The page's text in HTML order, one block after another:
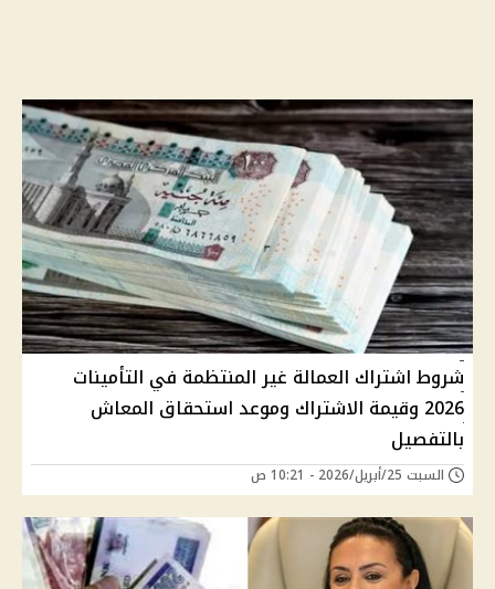
شروط اشتراك العمالة غير المنتظمة في التأمينات
2026 وقيمة الاشتراك وموعد استحقاق المعاش
بالتفصيل
السبت 25/أبريل/2026 - 10:21 ص